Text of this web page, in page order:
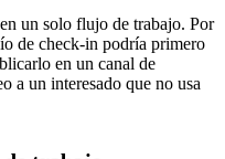
un solo flujo de trabajo. Por
de check-in podría primero
en un canal de
a un interesado que no usa